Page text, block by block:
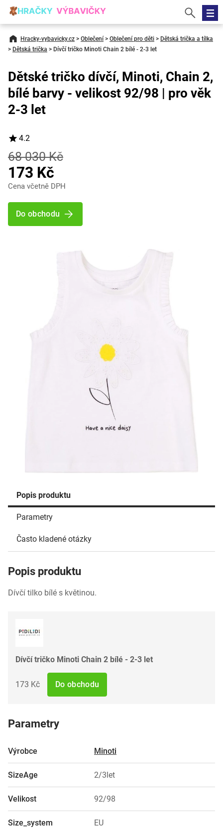
Hracky-vybavicky.cz > Oblečení > Oblečení pro děti > Dětská trička a tílka
> Dětská trička > Dívčí tričko Minoti Chain 2 bílé - 2-3 let
Popis produktu
Parametry
Často kladené otázky
Popis produktu
Dívčí tilko bílé s květinou.
Dívčí tričko Minoti Chain 2 bílé - 2-3 let
173 Kč Do obchodu
Parametry
Výrobce Minoti
SizeAge 2/3let
Velikost 92/98
Size_system EU
Dětské tričko dívčí, Minoti, Chain 2,
bílé barvy - velikost 92/98 | pro věk
2-3 let
4.2
68 030 Kč
173 Kč
Cena včetně DPH
Do obchodu